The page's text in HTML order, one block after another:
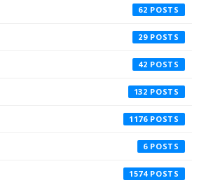
62
29
42
132
1176
6
1574